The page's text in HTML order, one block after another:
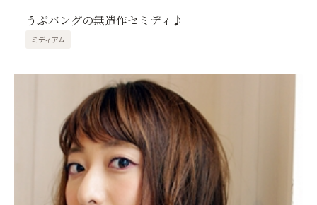
うぶバングの無造作セミディ♪
ミディアム